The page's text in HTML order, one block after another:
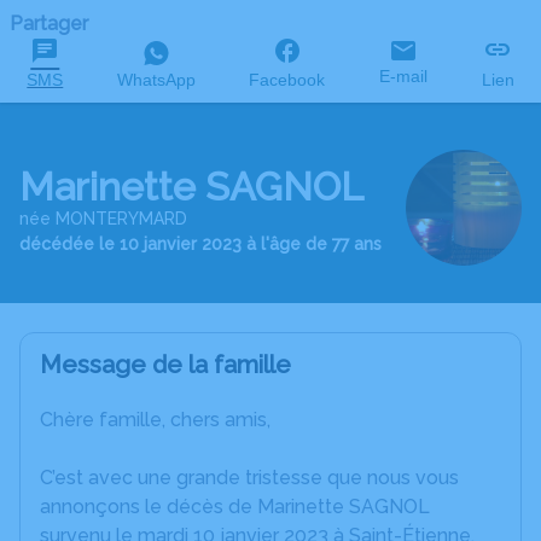
Partager
SMS WhatsApp Facebook E-mail Lien
Marinette SAGNOL
née MONTERYMARD
décédée le 10 janvier 2023 à l'âge de 77 ans
Message de la famille
Chère famille, chers amis,
C’est avec une grande tristesse que nous vous
annonçons le décès de Marinette SAGNOL
survenu le mardi 10 janvier 2023 à Saint-Étienne.